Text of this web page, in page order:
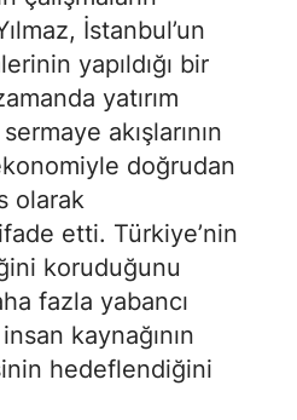
İstanbul’un
yapıldığı bir
yatırım
sermaye akışlarının
doğrudan
olarak
ifade etti. Türkiye’nin
koruduğunu
fazla yabancı
kaynağının
hedeflendiğini